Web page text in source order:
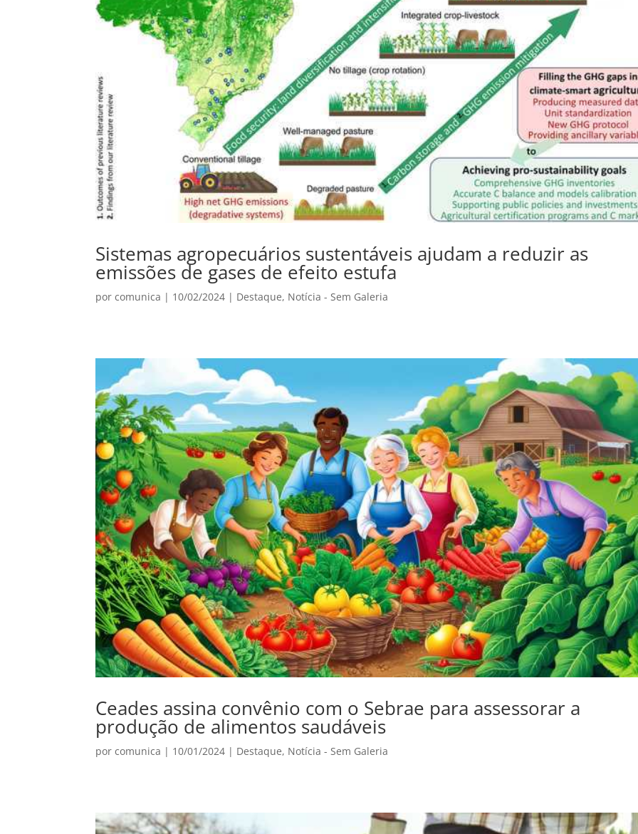
Sistemas agropecuários sustentáveis ajudam a reduzir as
emissões de gases de efeito estufa
porcomunica | 10/02/2024 | Destaque, Notícia - Sem Galeria
Ceades assina convênio com o Sebrae para assessorar a
produção de alimentos saudáveis
porcomunica | 10/01/2024 | Destaque, Notícia - Sem Galeria